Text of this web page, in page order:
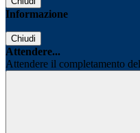
Informazione
Chiudi
Attendere...
Attendere il completamento